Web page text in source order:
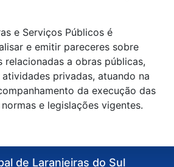
e Serviços Públicos é
e emitir pareceres sobre
relacionadas a obras públicas,
privadas, atuando na
da execução das
e legislações vigentes.
de Laranjeiras do Sul